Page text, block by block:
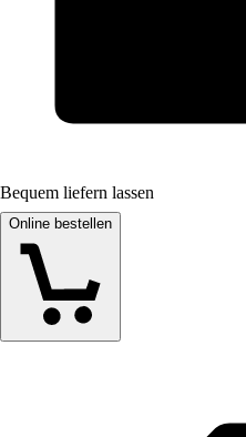
Bequem liefern lassen
Online bestellen